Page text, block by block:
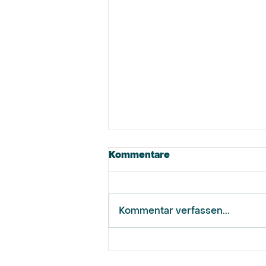
Kommentare
Kommentar verfassen...